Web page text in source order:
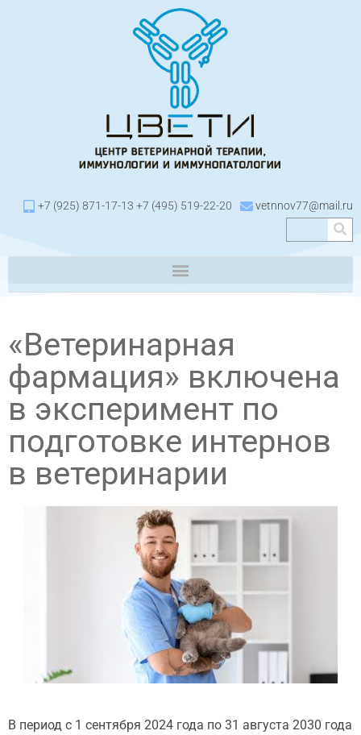
+7 (925) 871-17-13 +7 (495) 519-22-20 vetnnov77@mail.ru
«Ветеринарная
фармация» включена
в эксперимент по
подготовке интернов
в ветеринарии
В период с 1 сентября 2024 года по 31 августа 2030 года